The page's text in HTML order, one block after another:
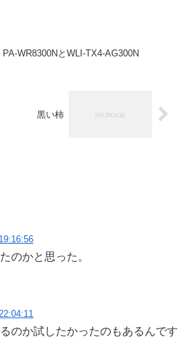
PA-WR8300NとWLI-TX4-AG300N
黒い柿
のかと思った。
のか試したかったのもあるんです